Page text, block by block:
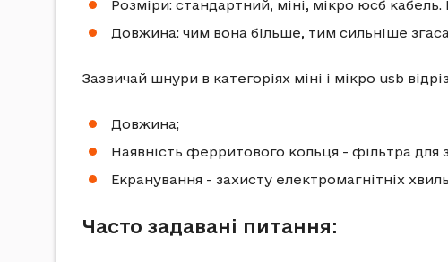
Розміри: стандартний, міні, мікро юсб
Довжина: чим вона більше, тим сильніше
Зазвичай шнури в категоріях міні і мікро usb
Довжина;
Наявність ферритового кольця - фільтра для
Екранування - захисту електромагнітніх
Часто задавані питання: